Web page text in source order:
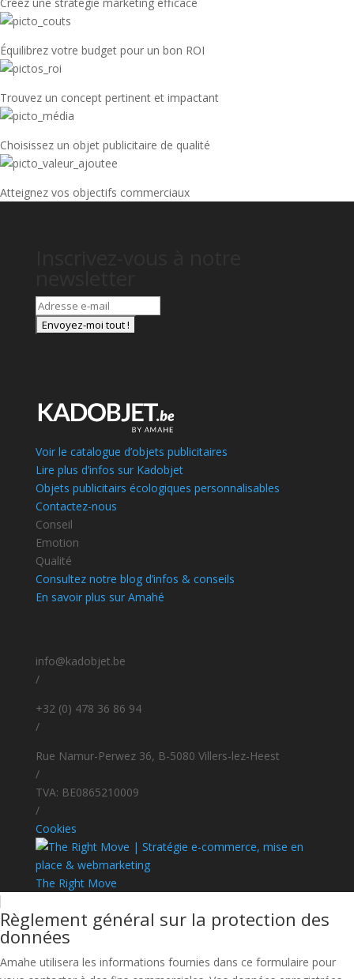
Équilibrez votre budget pour un bon ROI
Trouvez un concept pertinent et impactant
Choisissez un objet publicitaire de qualité
Atteignez vos objectifs commerciaux
Voir le catalogue d’objets publicitaires
Lire plus d’infos sur Kadobjet
Objets publicitairs écologiques personnalisables
Contactez-nous
Conseil
Emotion
Qualité
Consultez notre blog d’infos & conseils
En savoir plus sur Amahé
info@kadobjet.be
/
+32 (0) 478 36 86 94
/
Rue Namur-Perwez 36, B-5080 Villers-lez-Heest
/
TVA: BE0865210009
/
Cookies
The Right Move
Règlement général sur la protection des
données
Amahe utilisera les informations fournies dans ce formulaire pour